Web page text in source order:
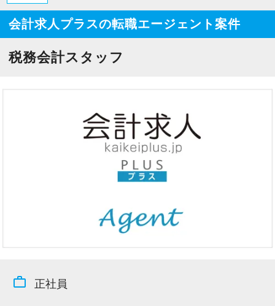
今すぐ会員登録
PC版サイトを見る
会計求人プラスの転職エージェント案件
税務会計スタッフ
work_outline 正社員